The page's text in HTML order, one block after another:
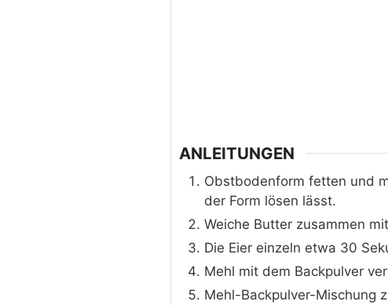
ANLEITUNGEN
Obstbodenform fetten und
der Form lösen lässt.
Weiche Butter zusammen
Die Eier einzeln etwa 30
Mehl mit dem Backpulver
Mehl-Backpulver-Mischung